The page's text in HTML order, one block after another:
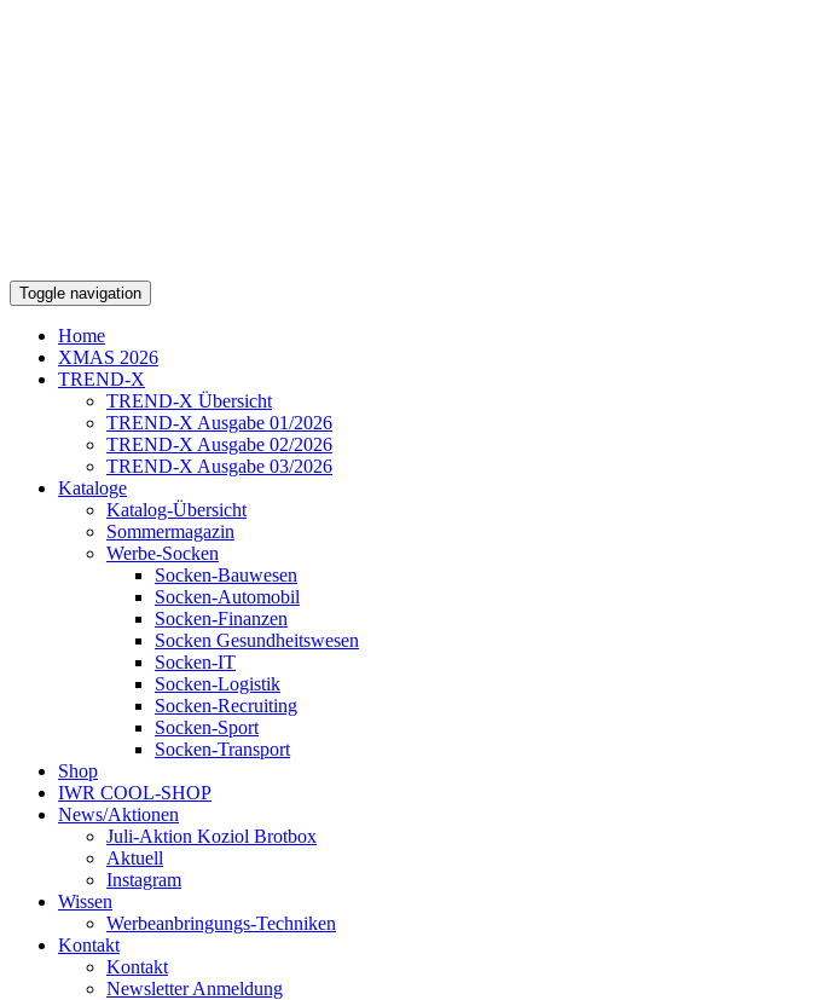
Toggle navigation
Home
XMAS 2026
TREND-X
TREND-X Übersicht
TREND-X Ausgabe 01/2026
TREND-X Ausgabe 02/2026
TREND-X Ausgabe 03/2026
Kataloge
Katalog-Übersicht
Sommermagazin
Werbe-Socken
Socken-Bauwesen
Socken-Automobil
Socken-Finanzen
Socken Gesundheitswesen
Socken-IT
Socken-Logistik
Socken-Recruiting
Socken-Sport
Socken-Transport
Shop
IWR COOL-SHOP
News/Aktionen
Juli-Aktion Koziol Brotbox
Aktuell
Instagram
Wissen
Werbeanbringungs-Techniken
Kontakt
Kontakt
Newsletter Anmeldung